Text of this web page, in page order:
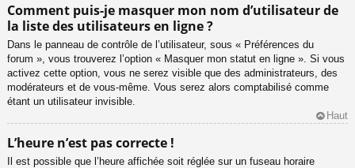
Comment puis-je masquer mon nom d’utilisateur de
la liste des utilisateurs en ligne ?
Dans le panneau de contrôle de l’utilisateur, sous « Préférences du
forum », vous trouverez l’option « Masquer mon statut en ligne ». Si vous
activez cette option, vous ne serez visible que des administrateurs, des
modérateurs et de vous-même. Vous serez alors comptabilisé comme
étant un utilisateur invisible.
Haut
L’heure n’est pas correcte !
Il est possible que l’heure affichée soit réglée sur un fuseau horaire